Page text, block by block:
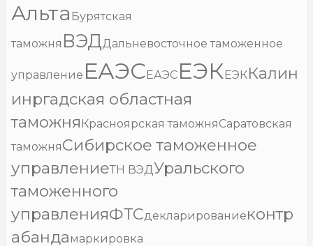
Альта Бурятская
таможня ВЭДДальневосточное таможенное
управление ЕАЭСЕАЭС ЕЭКЕЭККалин
инргадская областная
таможня Красноярская таможняСаратовская
таможняСибирское таможенное
управлениеТН ВЭДУральского
таможенного
управленияФТСдекларированиеконтр
абанда маркировка